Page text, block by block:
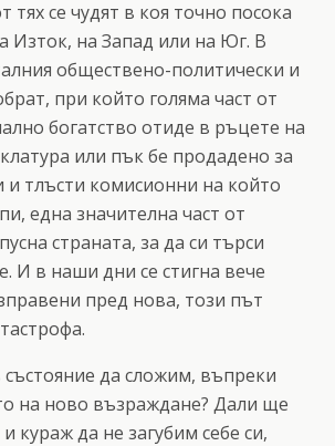
тях се чудят в коя точно посока
Изток, на Запад или на Юг. В
обществено-политически и
при който голяма част от
богатство отиде в ръцете на
или пък бе продадено за
и тлъсти комисионни на който
една значителна част от
страната, за да си търси
И в наши дни се стигна вече
пред нова, този път
да сложим, въпреки
на ново възраждане? Дали ще
кураж да не загубим себе си,